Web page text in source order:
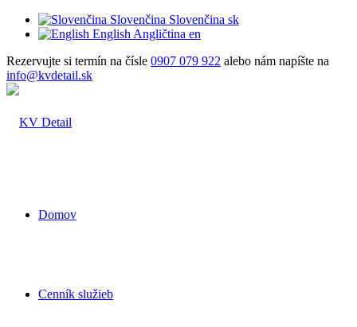
Slovenčina Slovenčina sk
English Angličtina en
Rezervujte si termín na čísle 0907 079 922 alebo nám napíšte na
info@kvdetail.sk
Domov
Cenník služieb